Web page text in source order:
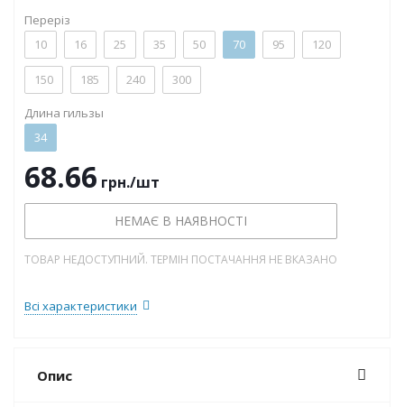
Переріз
10
16 25 35 50 70 95 120
150 185 240 300
Длина гильзы
34
68.66 грн./шт
НЕМАЄ В НАЯВНОСТІ
ТОВАР НЕДОСТУПНИЙ. ТЕРМІН ПОСТАЧАННЯ НЕ ВКАЗАНО
Всі характеристики
Опис